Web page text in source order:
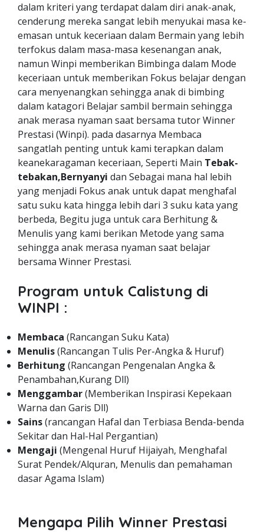
dalam kriteri yang terdapat dalam diri anak-anak,
cenderung mereka sangat lebih menyukai masa ke-
emasan untuk keceriaan dalam Bermain yang lebih
terfokus dalam masa-masa kesenangan anak,
namun Winpi memberikan Bimbinga dalam Mode
keceriaan untuk memberikan Fokus belajar dengan
cara menyenangkan sehingga anak di bimbing
dalam katagori Belajar sambil bermain sehingga
anak merasa nyaman saat bersama tutor Winner
Prestasi (Winpi). pada dasarnya Membaca
sangatlah penting untuk kami terapkan dalam
keanekaragaman keceriaan, Seperti Main Tebak-
tebakan,Bernyanyi dan Sebagai mana hal lebih
yang menjadi Fokus anak untuk dapat menghafal
satu suku kata hingga lebih dari 3 suku kata yang
berbeda, Begitu juga untuk cara Berhitung &
Menulis yang kami berikan Metode yang sama
sehingga anak merasa nyaman saat belajar
bersama Winner Prestasi.
Program untuk Calistung di
WINPI :
Membaca (Rancangan Suku Kata)
Menulis(Rancangan Tulis Per-Angka & Huruf)
Berhitung (Rancangan Pengenalan Angka &
Penambahan,Kurang Dll)
Menggambar(Memberikan Inspirasi Kepekaan
Warna dan Garis Dll)
Sains(rancangan Hafal dan Terbiasa Benda-benda
Sekitar dan Hal-Hal Pergantian)
Mengaji (Mengenal Huruf Hijaiyah, Menghafal
Surat Pendek/Alquran, Menulis dan pemahaman
dasar Agama Islam)
Mengapa Pilih Winner Prestasi